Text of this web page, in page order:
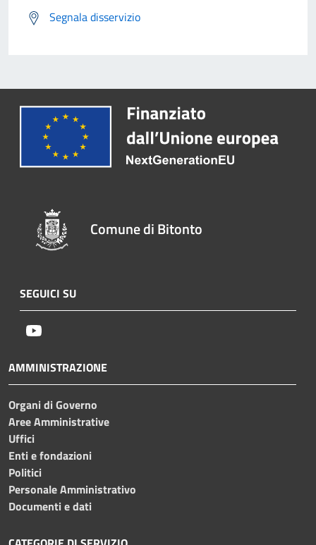
Segnala disservizio
Comune di Bitonto
SEGUICI SU
AMMINISTRAZIONE
Organi di Governo
Aree Amministrative
Uffici
Enti e fondazioni
Politici
Personale Amministrativo
Documenti e dati